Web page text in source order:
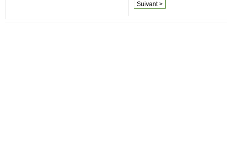
Suivant >